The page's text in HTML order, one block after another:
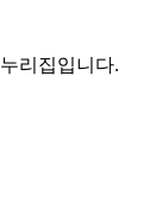
리집입니다.